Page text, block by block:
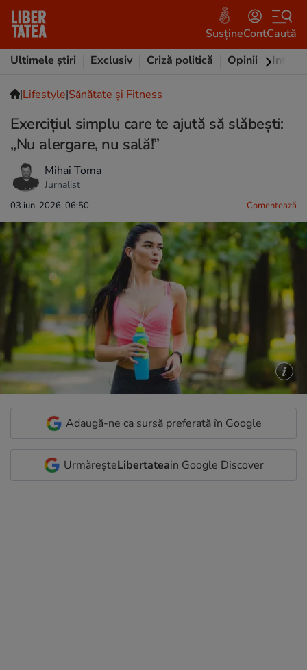
SusțineContCaută
Ultimele știri
Exclusiv Criză politică Opinii
|Lifestyle|Sănătate și Fitness
Exercițiul simplu care te ajută să slăbești:
„Nu alergare, nu sală!”
Mihai Toma
Jurnalist
03 iun. 2026, 06:50 Comentează
Adaugă-ne ca sursă preferată în Google
UrmăreșteLibertateain Google Discover